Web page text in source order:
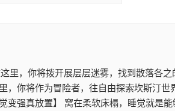
，你将拨开展层层迷雾，找到散落
你将作为冒险者，往自由探索坎斯汀
强真放置】 窝在柔软床榻，睡觉就